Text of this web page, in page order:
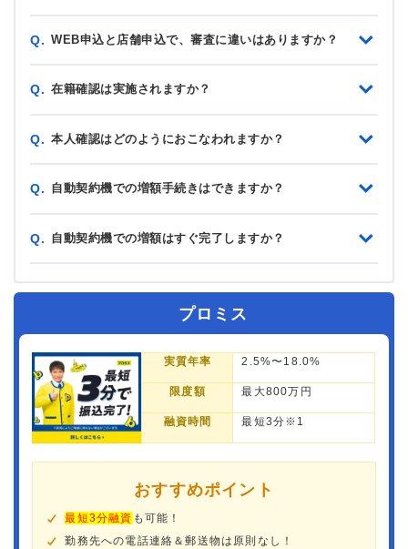
Q. WEB申込と店舗申込で、審査に違いはありますか？
Q. 在籍確認は実施されますか？
Q. 本人確認はどのようにおこなわれますか？
Q. 自動契約機での増額手続きはできますか？
Q. 自動契約機での増額はすぐ完了しますか？
プロミス
実質年率 2.5%〜18.0%
限度額 最大800万円
融資時間 最短3分※1
おすすめポイント
最短3分融資 も可能！
勤務先への電話連絡＆郵送物は原則なし！